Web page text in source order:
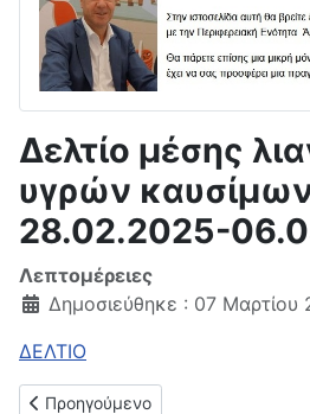
Δελτίο μέσης
υγρών
28.02.2025-
Λεπτομέρειες
Δημοσιεύθηκε : 07 Μαρτίου
ΔΕΛΤΙΟ
Προηγούμενο άρθρο: Δελτίο
Προηγούμενο